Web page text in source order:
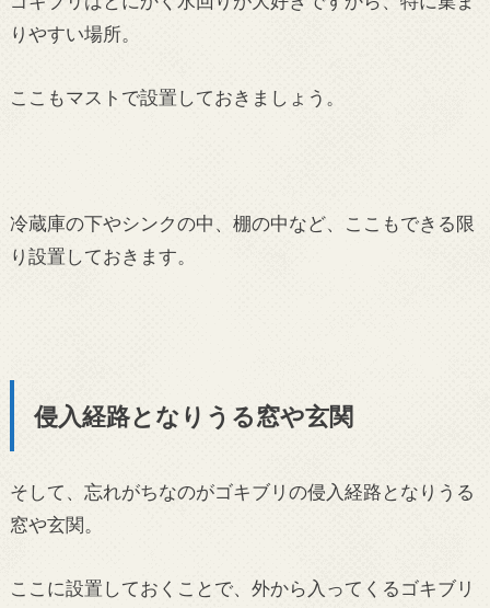
りやすい場所。
ここもマストで設置しておきましょう。
冷蔵庫の下やシンクの中、棚の中など、ここもできる限
り設置しておきます。
侵入経路となりうる窓や玄関
そして、忘れがちなのがゴキブリの侵入経路となりうる
窓や玄関。
ここに設置しておくことで、外から入ってくるゴキブリ